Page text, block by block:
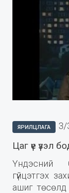
ЯРИЛЦЛАГА 3/
Цаг үе үзэл
Үндэсний
гүйцэтгэх
ашиг төсөлд